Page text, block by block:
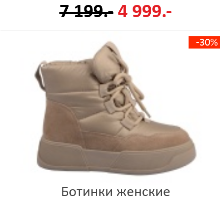
7 199.- 4 999.-
-30%
Ботинки женские